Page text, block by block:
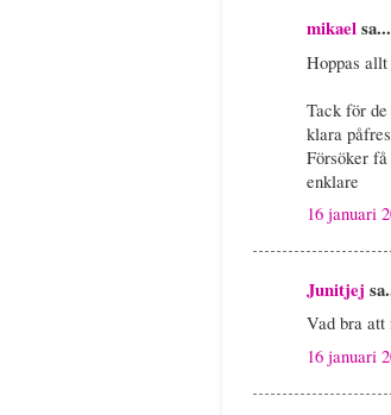
mikaelsa...
Hoppas
Tack för
klara
Försöker
enklare
16 januari
Junitjej
Vad bra
16 januari